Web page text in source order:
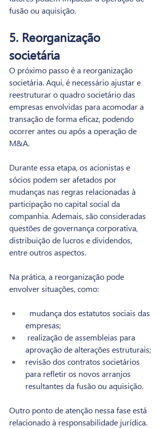
fusão ou aquisição.
5. Reorganização
societária
O próximo passo é a reorganização
societária. Aqui, é necessário ajustar e
reestruturar o quadro societário das
empresas envolvidas para acomodar a
transação de forma eficaz, podendo
ocorrer antes ou após a operação de
M&A.
Durante essa etapa, os acionistas e
sócios podem ser afetados por
mudanças nas regras relacionadas à
participação no capital social da
companhia. Ademais, são consideradas
questões de governança corporativa,
distribuição de lucros e dividendos,
entre outros aspectos.
Na prática, a reorganização pode
envolver situações, como:
mudança dos estatutos sociais das
empresas;
aprovação de alterações estruturais;
revisão dos contratos societários
para refletir os novos arranjos
resultantes da fusão ou aquisição.
Outro ponto de atenção nessa fase está
relacionado à responsabilidade jurídica.